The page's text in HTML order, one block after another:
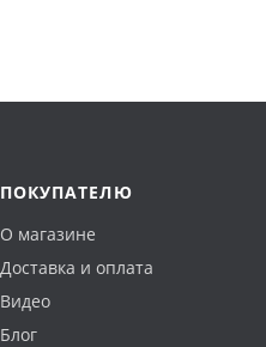
ПОКУПАТЕЛЮ
О магазине
Доставка и оплата
Видео
Блог